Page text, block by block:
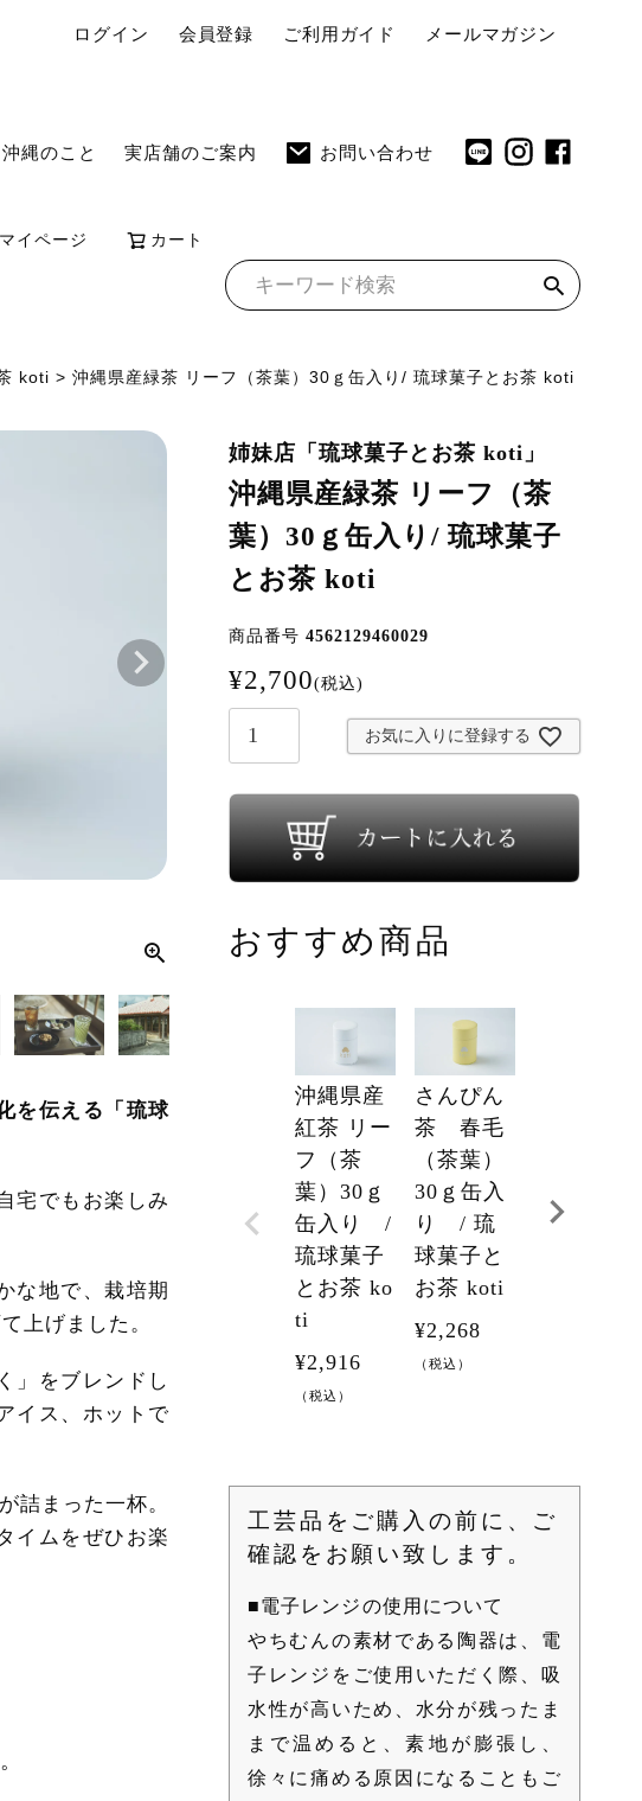
ログイン 会員登録 ご利用ガイド メールマガジン
縄のこと 実店舗のご案内 お問い合わせ
マイページ カート
koti 沖縄県産緑茶 リーフ（茶葉）30ｇ缶入り/ 琉球菓子とお茶 koti
を伝える「琉球
宅でもお楽しみ
な地で、栽培期
上げました。
」をブレンドし
イス、ホットで
詰まった一杯。
イムをぜひお楽
姉妹店「琉球菓子とお茶 koti」
沖縄県産緑茶 リーフ（茶
葉）30ｇ缶入り/ 琉球菓子
とお茶 koti
商品番号 4562129460029
¥2,700 税込
お気に入りに登録する
おすすめ商品
沖縄県産
紅茶 リー
フ（茶
葉）30ｇ
缶入り /
琉球菓子
とお茶 ko
ti
¥2,916
（税込）
さんぴん
茶 春毛
（茶葉）
30ｇ缶入
り / 琉
球菓子と
お茶 koti
¥2,268
（税込）
ーバッグ
工芸品をご購入の前に、ご
確認をお願い致します。
■電子レンジの使用について
やちむんの素材である陶器は、電
子レンジをご使用いただく際、吸
水性が高いため、水分が残ったま
まで温めると、素地が膨張し、
徐々に痛める原因になることもご